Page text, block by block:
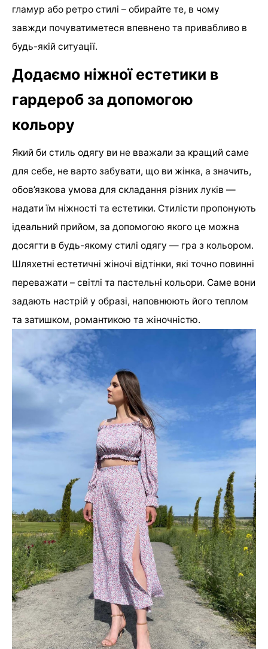
гламур або ретро стилі – обирайте те, в чому
завжди почуватиметеся впевнено та привабливо в
будь-якій ситуації.
Додаємо ніжної естетики в
гардероб за допомогою
кольору
Який би стиль одягу ви не вважали за кращий саме
для себе, не варто забувати, що ви жінка, а значить,
обов’язкова умова для складання різних луків —
надати їм ніжності та естетики. Стилісти пропонують
ідеальний прийом, за допомогою якого це можна
досягти в будь-якому стилі одягу — гра з кольором.
Шляхетні естетичні жіночі відтінки, які точно повинні
переважати – світлі та пастельні кольори. Саме вони
задають настрій у образі, наповнюють його теплом
та затишком, романтикою та жіночністю.